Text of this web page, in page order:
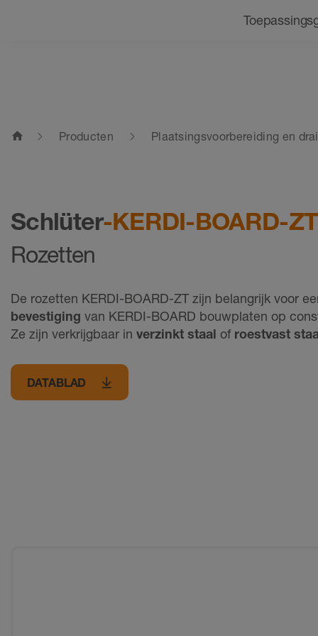
home Producten Plaatsingsvoorbereiding en
Schlüter-KERDI-BOARD-
Rozetten
De rozetten KERDI-BOARD-ZT zijn belangrijk voor
bevestiging van KERDI-BOARD bouwplaten op
Ze zijn verkrijgbaar in verzinkt staal of roestvast
DATABLAD